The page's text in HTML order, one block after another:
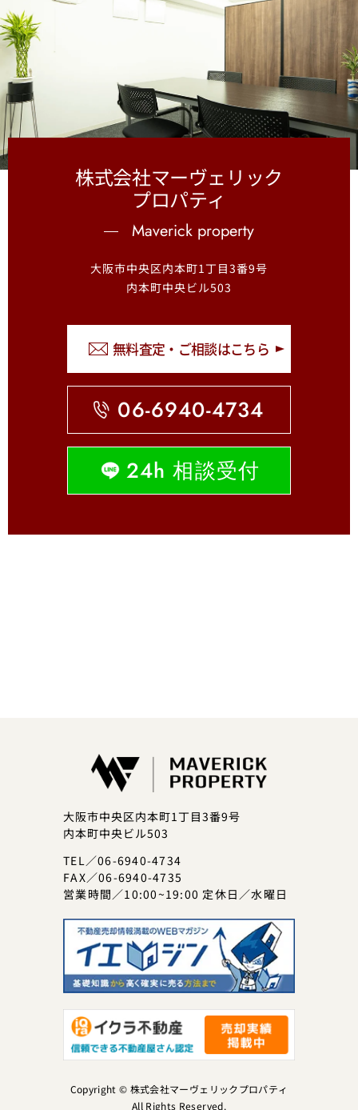
株式会社マーヴェリック
プロパティ
Maverick property
大阪市中央区内本町1丁目3番9号
内本町中央ビル503
無料査定・ご相談はこちら
06-6940-4734
24h 相談受付
大阪市中央区内本町1丁目3番9号
内本町中央ビル503
TEL／06-6940-4734
FAX／06-6940-4735
営業時間／10:00~19:00 定休日／水曜日
Copyright © 株式会社マーヴェリックプロパティ
All Rights Reserved.